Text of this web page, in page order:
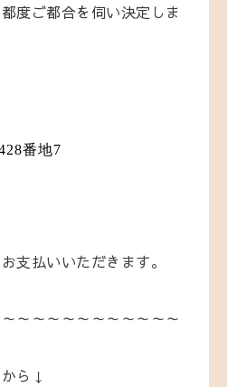
度ご都合を伺い決定しま
番地7
支払いいただきます。
～～～～～～～～～～～
ら↓